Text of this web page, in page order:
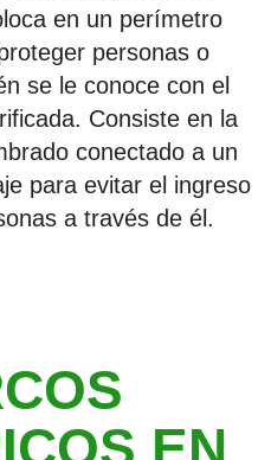
en un perímetro
personas o
se le conoce con el
Consiste en la
conectado a un
para evitar el ingreso
a través de él.